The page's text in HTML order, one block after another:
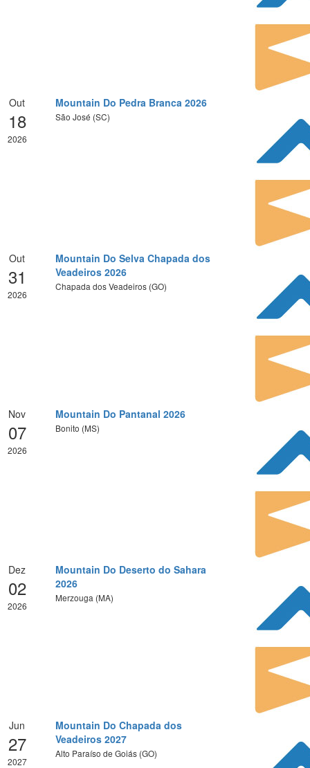
Out
18
2026
Mountain Do Pedra Branca 2026
São José (SC)
Out
31
2026
Mountain Do Selva Chapada dos
Veadeiros 2026
Chapada dos Veadeiros (GO)
Nov
07
2026
Mountain Do Pantanal 2026
Bonito (MS)
Dez
02
2026
Mountain Do Deserto do Sahara
2026
Merzouga (MA)
Jun
27
2027
Mountain Do Chapada dos
Veadeiros 2027
Alto Paraíso de Goiás (GO)